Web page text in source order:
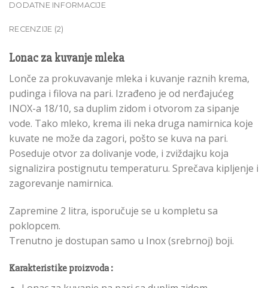
DODATNE INFORMACIJE
RECENZIJE (2)
Lonac za kuvanje mleka
Lonče za prokuvavanje mleka i kuvanje raznih krema,
pudinga i filova na pari. Izrađeno je od nerđajućeg
INOX-a 18/10, sa duplim zidom i otvorom za sipanje
vode. Tako mleko, krema ili neka druga namirnica koje
kuvate ne može da zagori, pošto se kuva na pari.
Poseduje otvor za dolivanje vode, i zviždajku koja
signalizira postignutu temperaturu. Sprečava kipljenje i
zagorevanje namirnica.
Zapremine 2 litra, isporučuje se u kompletu sa
poklopcem.
Trenutno je dostupan samo u Inox (srebrnoj) boji.
Karakteristike proizvoda :